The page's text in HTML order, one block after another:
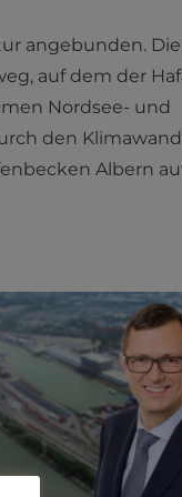
angebunden.
auf dem der
Nordsee- und
den
Albern